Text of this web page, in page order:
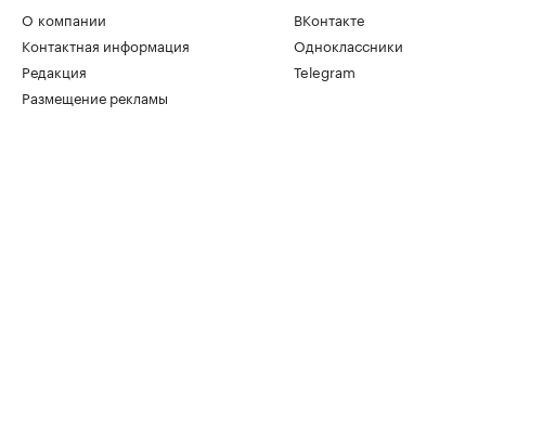
О компании
Контактная информация
Редакция
Размещение рекламы
ВКонтакте
Одноклассники
Telegram